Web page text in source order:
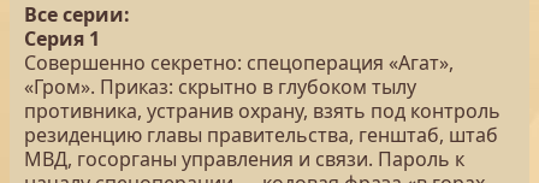
Все серии:
Серия 1
Совершенно секретно: спецоперация «Агат»,
«Гром». Приказ: скрытно в глубоком тылу
противника, устранив охрану, взять под контроль
резиденцию главы правительства, генштаб, штаб
МВД, госорганы управления и связи. Пароль к